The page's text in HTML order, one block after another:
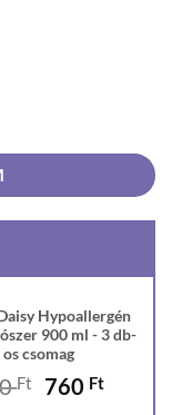
mennyiség
Hypoallergén
900 ml - 3 db-
os csomag
Ft
Original
760 Ft